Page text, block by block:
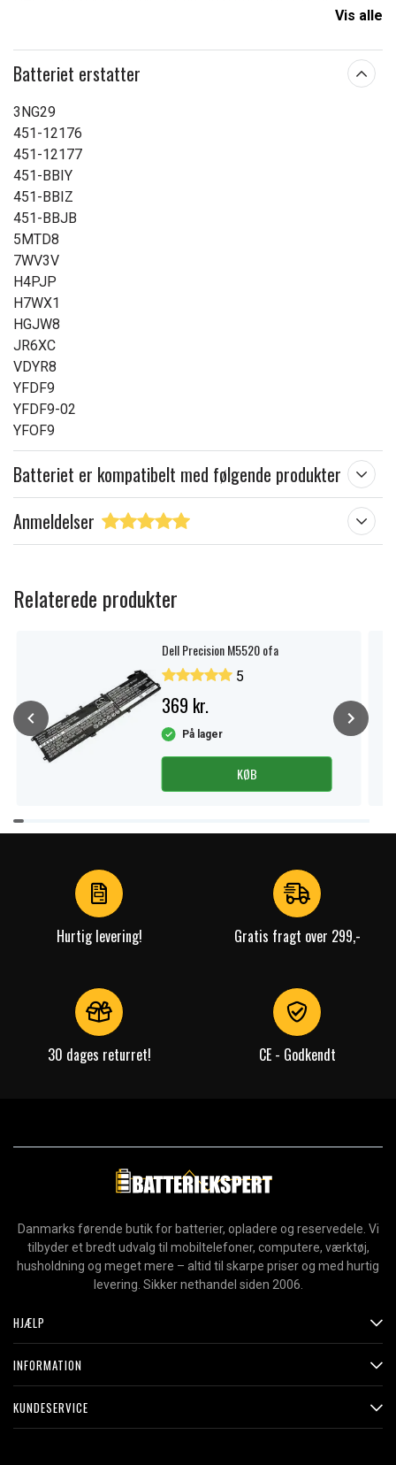
Kompatibel med: DELL Latitude 3340, Vostro V131 2
Produkttype:
Kapacitet:
Vis alle
Batteriet erstatter
3NG29
451-12176
451-12177
451-BBIY
451-BBIZ
451-BBJB
5MTD8
7WV3V
H4PJP
H7WX1
HGJW8
JR6XC
VDYR8
YFDF9
YFDF9-02
YFOF9
Batteriet er kompatibelt med følgende produkter
Anmeldelser
Relaterede produkter
Dell Precision M5520 ofa
5
369 kr.
På lager
KØB
Item
1
Hurtig levering! Gratis fragt over 299,-
30 dages returret! CE - Godkendt
Danmarks førende butik for batterier, opladere og reservedele. Vi
tilbyder et bredt udvalg til mobiltelefoner, computere, værktøj,
husholdning og meget mere – altid til skarpe priser og med hurtig
levering. Sikker nethandel siden 2006.
HJÆLP
INFORMATION
KUNDESERVICE